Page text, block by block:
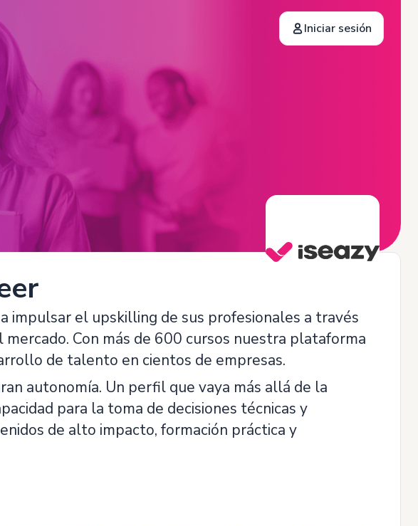
Iniciar sesión
impulsar el upskilling de sus profesionales a través
Con más de 600 cursos nuestra plataforma
de talento en cientos de empresas.
autonomía. Un perfil que vaya más allá de la
para la toma de decisiones técnicas y
de alto impacto, formación práctica y